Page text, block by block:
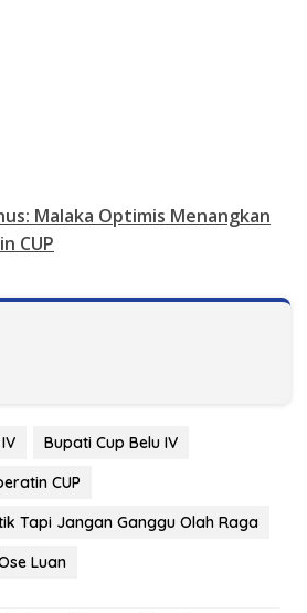
Malaka Optimis Menangkan
CUP
Bupati Cup Belu IV
CUP
Tapi Jangan Ganggu Olah Raga
Luan